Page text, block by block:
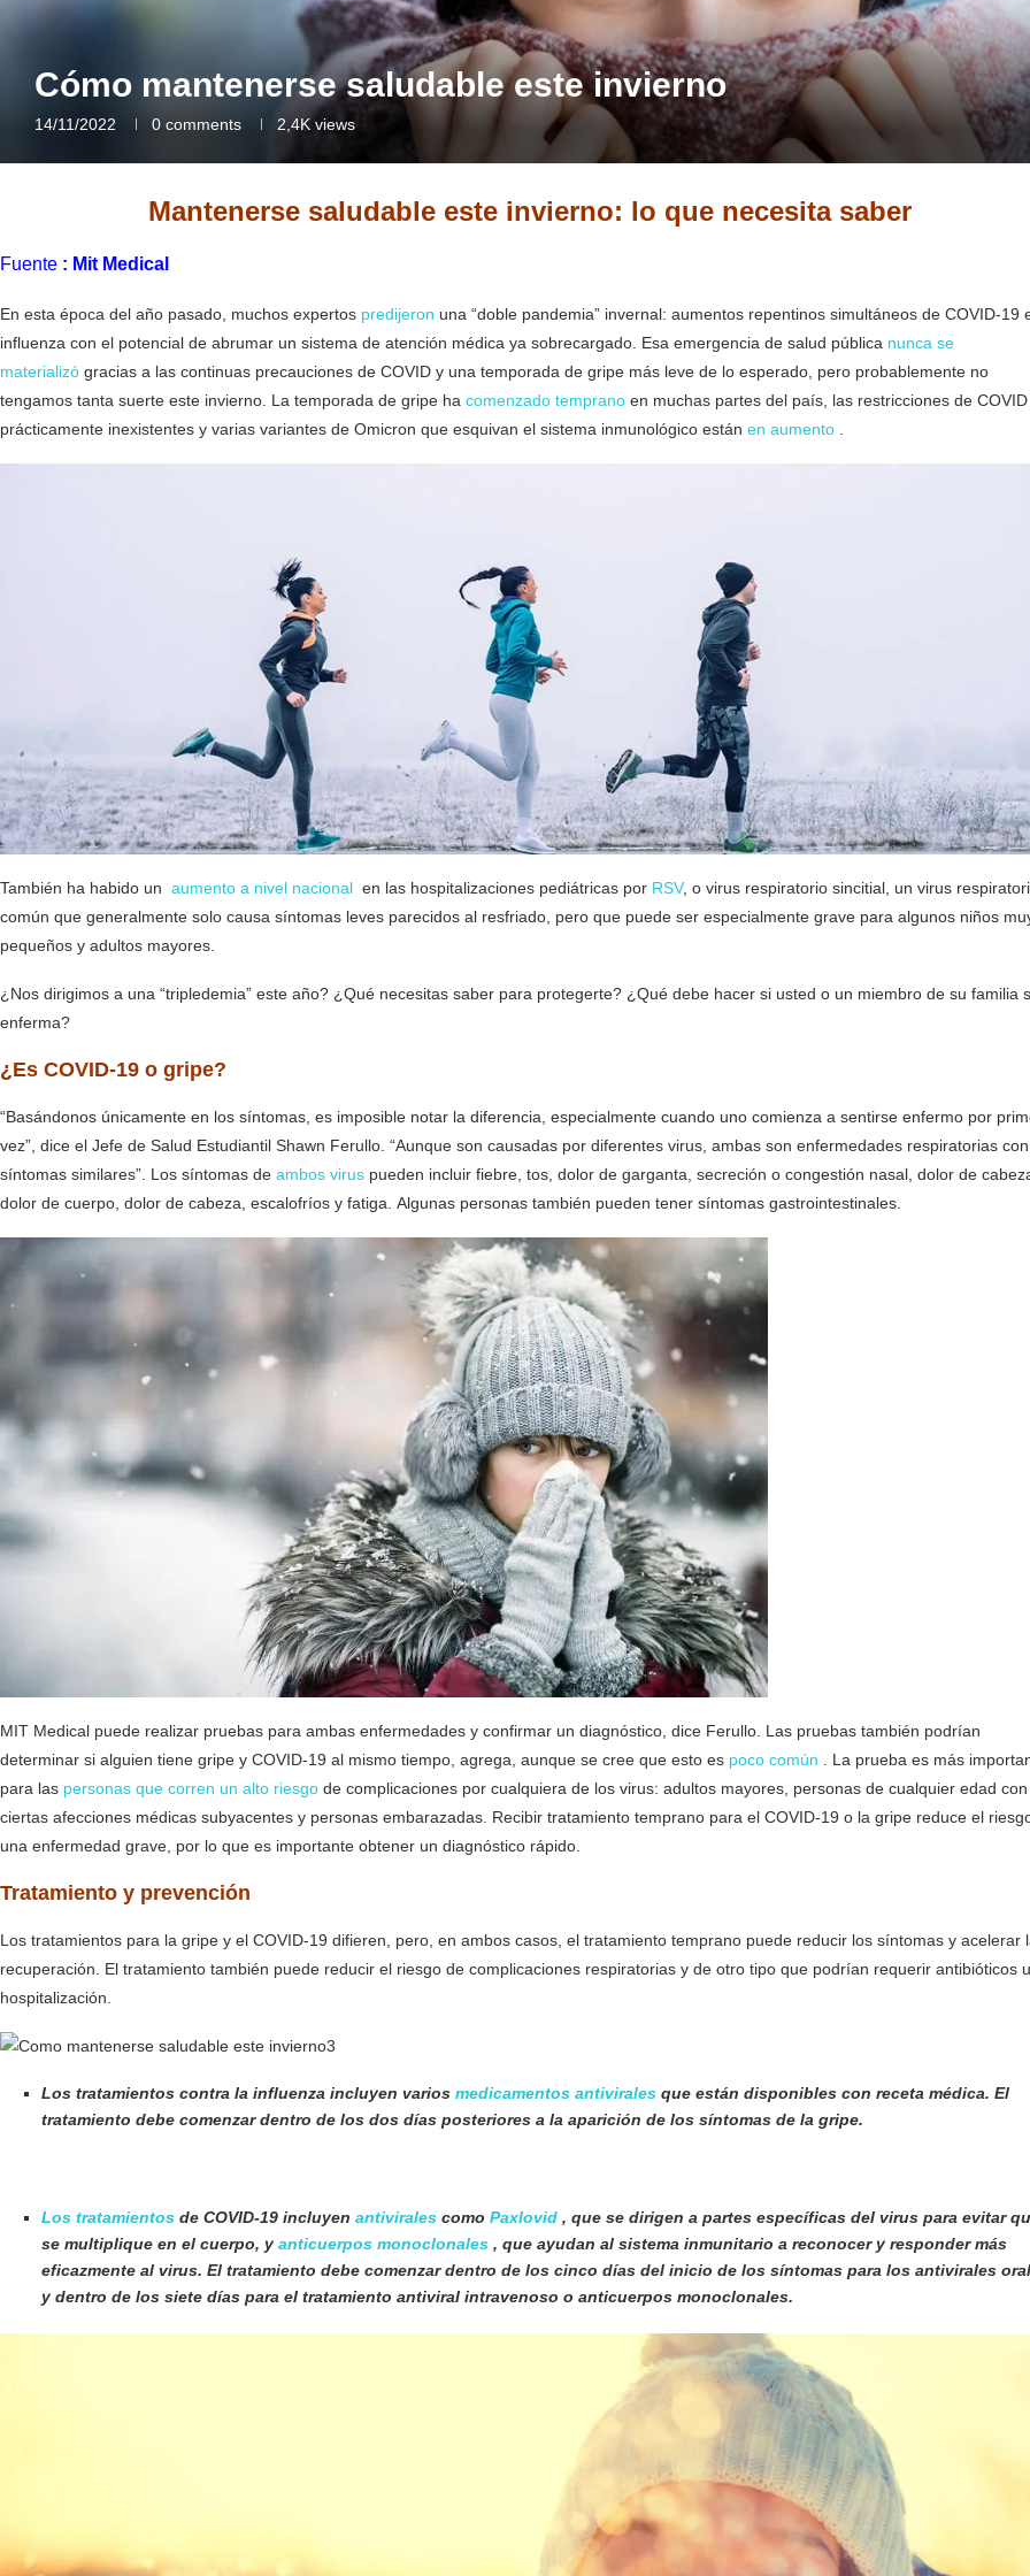
Cómo mantenerse saludable este invierno
14/11/2022 0 comments 2,4K views
Mantenerse saludable este invierno: lo que necesita saber
Fuente : Mit Medical
En esta época del año pasado, muchos expertos predijeron una “doble pandemia” invernal: aumentos repentinos simultáneos de COVID-19
influenza con el potencial de abrumar un sistema de atención médica ya sobrecargado. Esa emergencia de salud pública nunca se
materializó gracias a las continuas precauciones de COVID y una temporada de gripe más leve de lo esperado, pero probablemente no
tengamos tanta suerte este invierno. La temporada de gripe ha comenzado temprano en muchas partes del país, las restricciones de COVID
prácticamente inexistentes y varias variantes de Omicron que esquivan el sistema inmunológico están en aumento
También ha habido un aumento a nivel nacional en las hospitalizaciones pediátricas por RSV, o virus respiratorio sincitial, un virus
común que generalmente solo causa síntomas leves parecidos al resfriado, pero que puede ser especialmente grave para algunos niños
pequeños y adultos mayores.
¿Nos dirigimos a una “tripledemia” este año? ¿Qué necesitas saber para protegerte? ¿Qué debe hacer si usted o un miembro de su familia
enferma?
¿Es COVID-19 o gripe?
“Basándonos únicamente en los síntomas, es imposible notar la diferencia, especialmente cuando uno comienza a sentirse enfermo por
vez”, dice el Jefe de Salud Estudiantil Shawn Ferullo. “Aunque son causadas por diferentes virus, ambas son enfermedades respiratorias con
síntomas similares”. Los síntomas de ambos virus pueden incluir fiebre, tos, dolor de garganta, secreción o congestión nasal, dolor de
dolor de cuerpo, dolor de cabeza, escalofríos y fatiga. Algunas personas también pueden tener síntomas gastrointestinales.
MIT Medical puede realizar pruebas para ambas enfermedades y confirmar un diagnóstico, dice Ferullo. Las pruebas también podrían
determinar si alguien tiene gripe y COVID-19 al mismo tiempo, agrega, aunque se cree que esto es poco común . La prueba es más
para las personas que corren un alto riesgo de complicaciones por cualquiera de los virus: adultos mayores, personas de cualquier edad con
ciertas afecciones médicas subyacentes y personas embarazadas. Recibir tratamiento temprano para el COVID-19 o la gripe reduce el
una enfermedad grave, por lo que es importante obtener un diagnóstico rápido.
Tratamiento y prevención
Los tratamientos para la gripe y el COVID-19 difieren, pero, en ambos casos, el tratamiento temprano puede reducir los síntomas y acelerar
recuperación. El tratamiento también puede reducir el riesgo de complicaciones respiratorias y de otro tipo que podrían requerir antibióticos u
hospitalización.
Los tratamientos contra la influenza incluyen varios medicamentos antivirales que están disponibles con receta médica. El
tratamiento debe comenzar dentro de los dos días posteriores a la aparición de los síntomas de la gripe.
Los tratamientos de COVID-19 incluyen antivirales como Paxlovid , que se dirigen a partes específicas del virus para evitar
se multiplique en el cuerpo, y anticuerpos monoclonales , que ayudan al sistema inmunitario a reconocer y responder más
eficazmente al virus. El tratamiento debe comenzar dentro de los cinco días del inicio de los síntomas para los antivirales
y dentro de los siete días para el tratamiento antiviral intravenoso o anticuerpos monoclonales.